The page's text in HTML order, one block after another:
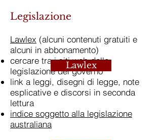
Legislazione
Lawlex (alcuni contenuti gratuiti e
alcuni in abbonamento)
cercare tra i siti web della
legislazione del governo
link a leggi, disegni di legge, note
esplicative e discorsi in seconda
lettura
indice soggetto alla legislazione
australiana
Lawlex